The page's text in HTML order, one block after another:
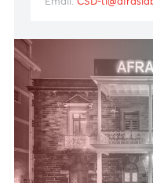
Le bureau du
accès rapide,
services
ayez besoin
à une assistance
sont à votre
Téléphone: +230
Email:CSD-